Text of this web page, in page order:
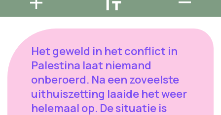
Het geweld in het conflict in
Palestina laat niemand
onberoerd. Na een zoveelste
uithuiszetting laaide het weer
helemaal op. De situatie is